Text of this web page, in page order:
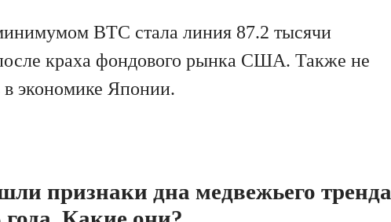
BTC стала линия 87.2 тысячи
краха фондового рынка США. Также не
в экономике Японии.
признаки дна медвежьего тренда